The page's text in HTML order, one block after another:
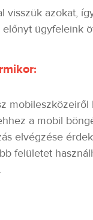
azokat,
ügyfeleink
a mobil
elvégzése
felületet